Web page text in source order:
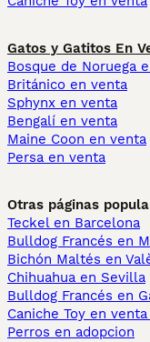
Gatos y Gatitos En
Bosque de Noruega
Británico en venta
Sphynx en venta
Bengalí en venta
Maine Coon en venta
Persa en venta
Otras páginas
Teckel en Barcelona
Bulldog Francés en
Bichón Maltés en
Chihuahua en Sevilla
Bulldog Francés en
Caniche Toy en
Perros en adopcion